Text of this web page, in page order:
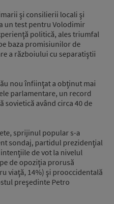
şi consilierii locali şi
un test pentru Volodimir
politică, ales triumfal
baza promisiunilor de
a războiului cu separatiştii
nou înfiinţat a obţinut mai
parlamentare, un record
sovietică având circa 40 de
sprijinul popular s-a
sondaj, partidul prezidenţial
de vot la nivelul
de opoziţia prorusă
viaţă, 14%) şi prooccidentală
preşedinte Petro